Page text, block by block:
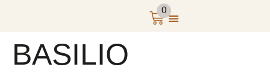
0
BASILIO